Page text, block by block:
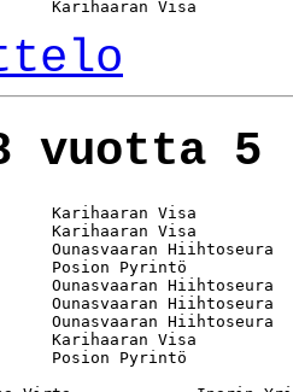
vuotta 5
Karihaaran Visa
Karihaaran Visa
Ounasvaaran Hiihtoseura
Posion Pyrintö
Ounasvaaran Hiihtoseura
Ounasvaaran Hiihtoseura
Ounasvaaran Hiihtoseura
Karihaaran Visa
Posion Pyrintö